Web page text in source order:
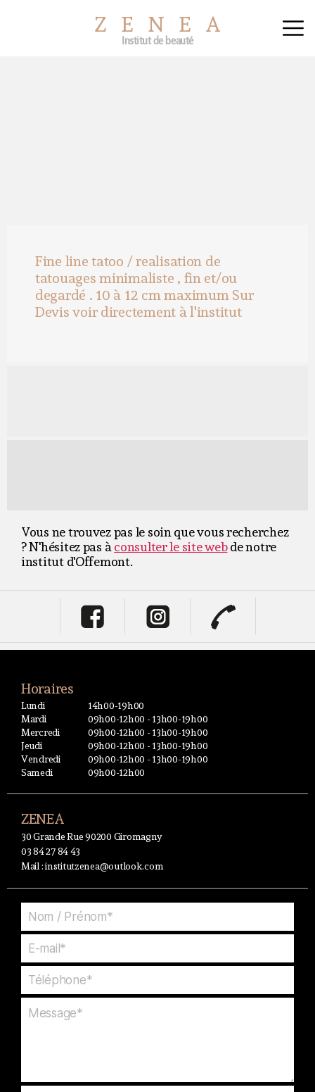
ZENEA
Institut de beauté
Fine line tatoo / realisation de
tatouages minimaliste , fin et/ou
degardé . 10 à 12 cm maximum Sur
Devis voir directement à l'institut
Vous ne trouvez pas le soin que vous recherchez
? N'hésitez pas à consulter le site webde notre
institut d'Offemont.
Horaires
Lundi
14h00-19h00
Mardi
09h00-12h00 - 13h00-19h00
Mercredi
09h00-12h00 - 13h00-19h00
Jeudi
09h00-12h00 - 13h00-19h00
Vendredi
09h00-12h00 - 13h00-19h00
Samedi
09h00-12h00
ZENEA
30 Grande Rue 90200 Giromagny
03 84 27 84 43
Mail :institutzenea@outlook.com